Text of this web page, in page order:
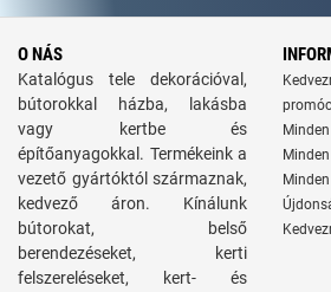
O NÁS
Katalógus tele dekorációval,
bútorokkal házba, lakásba
vagy kertbe és
építőanyagokkal. Termékeink a
vezető gyártóktól származnak,
kedvező áron. Kínálunk
bútorokat, belső
berendezéseket, kerti
felszereléseket, kert- és